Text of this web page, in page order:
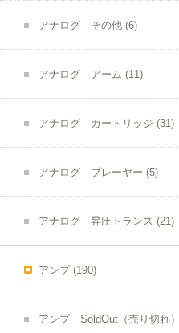
アナログ その他 (6)
アナログ アーム (11)
アナログ カートリッジ (31)
アナログ プレーヤー (5)
アナログ 昇圧トランス (21)
アンプ (190)
アンプ SoldOut（売り切れ）